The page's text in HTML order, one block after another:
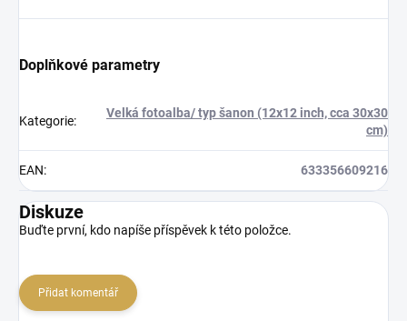
Doplňkové parametry
Kategorie:
Velká fotoalba/ typ šanon (12x12 inch, cca 30x30
cm)
EAN: 633356609216
Diskuze
Buďte první, kdo napíše příspěvek k této položce.
Přidat komentář